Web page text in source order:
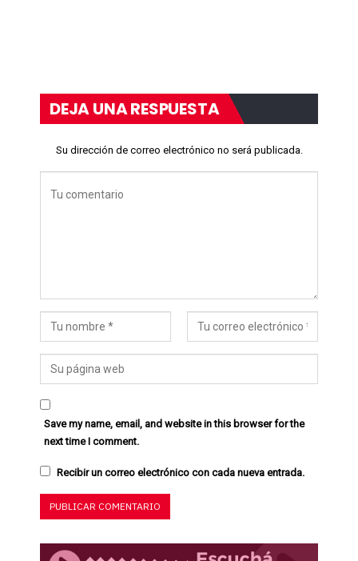
DEJA UNA RESPUESTA
Su dirección de correo electrónico no será publicada.
Save my name, email, and website in this browser for the
next time I comment.
Recibir un correo electrónico con cada nueva entrada.